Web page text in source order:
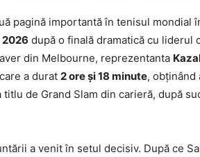
pagină importantă în tenisul mondial
2026 după o finală dramatică cu liderul
din Melbourne, reprezentanta
a durat 2 ore şi 18 minute, obţinând
de Grand Slam din carieră, după
a venit în setul decisiv. După ce